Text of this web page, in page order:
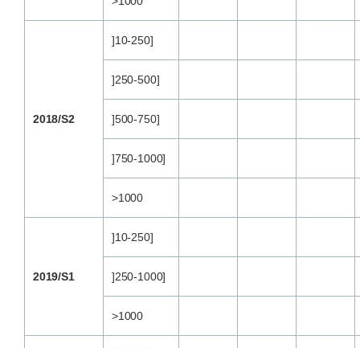
2018/S2
]10-250]
]250-500]
]500-750]
]750-1000]
>1000
2019/S1
]10-250]
]250-1000]
>1000